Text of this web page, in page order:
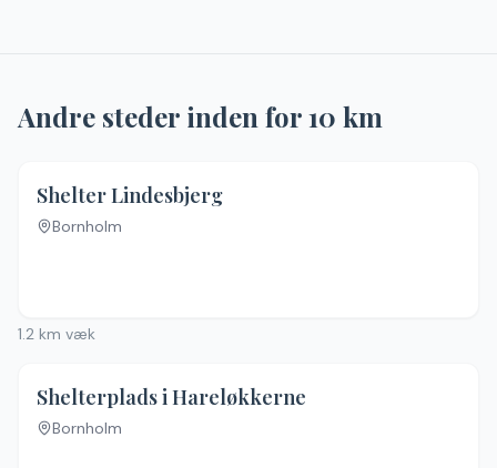
Andre steder inden for10 km
Shelter Lindesbjerg
Bornholm
1.2 km væk
Shelterplads i Hareløkkerne
Bornholm